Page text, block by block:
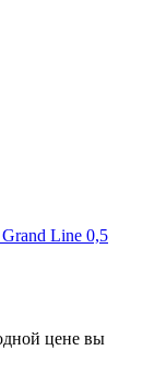
Line 0,5
цене вы